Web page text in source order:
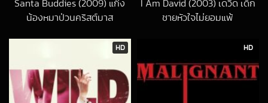
Santa Buddies (2009) แก๊ง
น้องหมาป่วนคริสต์มาส
I Am David (2003) เดวิด เด็ก
ชายหัวใจไม่ยอมแพ้
HD HD